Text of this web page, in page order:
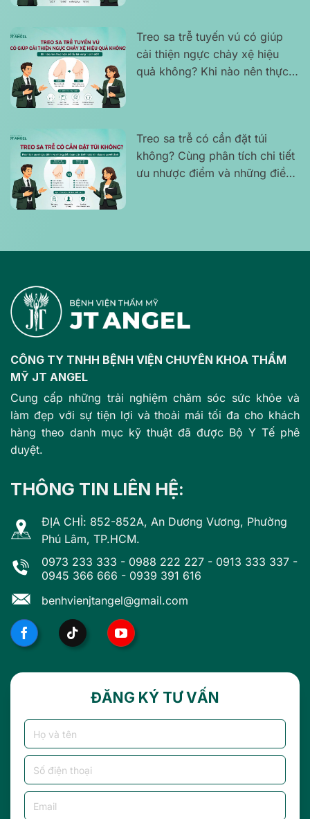
Treo sa trễ tuyến vú có giúp
cải thiện ngực chảy xệ hiệu
quả không? Khi nào nên thực
Treo sa trễ có cần đặt túi
không? Cùng phân tích chi tiết
ưu nhược điểm và những điều
CÔNG TY TNHH BỆNH VIỆN CHUYÊN KHOA THẨM
MỸ JT ANGEL
Cung cấp những trải nghiệm chăm sóc sức khỏe và
làm đẹp với sự tiện lợi và thoải mái tối đa cho khách
hàng theo danh mục kỹ thuật đã được Bộ Y Tế phê
duyệt.
THÔNG TIN LIÊN HỆ:
ĐỊA CHỈ: 852-852A, An Dương Vương, Phường
Phú Lâm, TP.HCM.
0973 233 333 - 0988 222 227 - 0913 333 337 -
0945 366 666 - 0939 391 616
benhvienjtangel@gmail.com
ĐĂNG KÝ TƯ VẤN